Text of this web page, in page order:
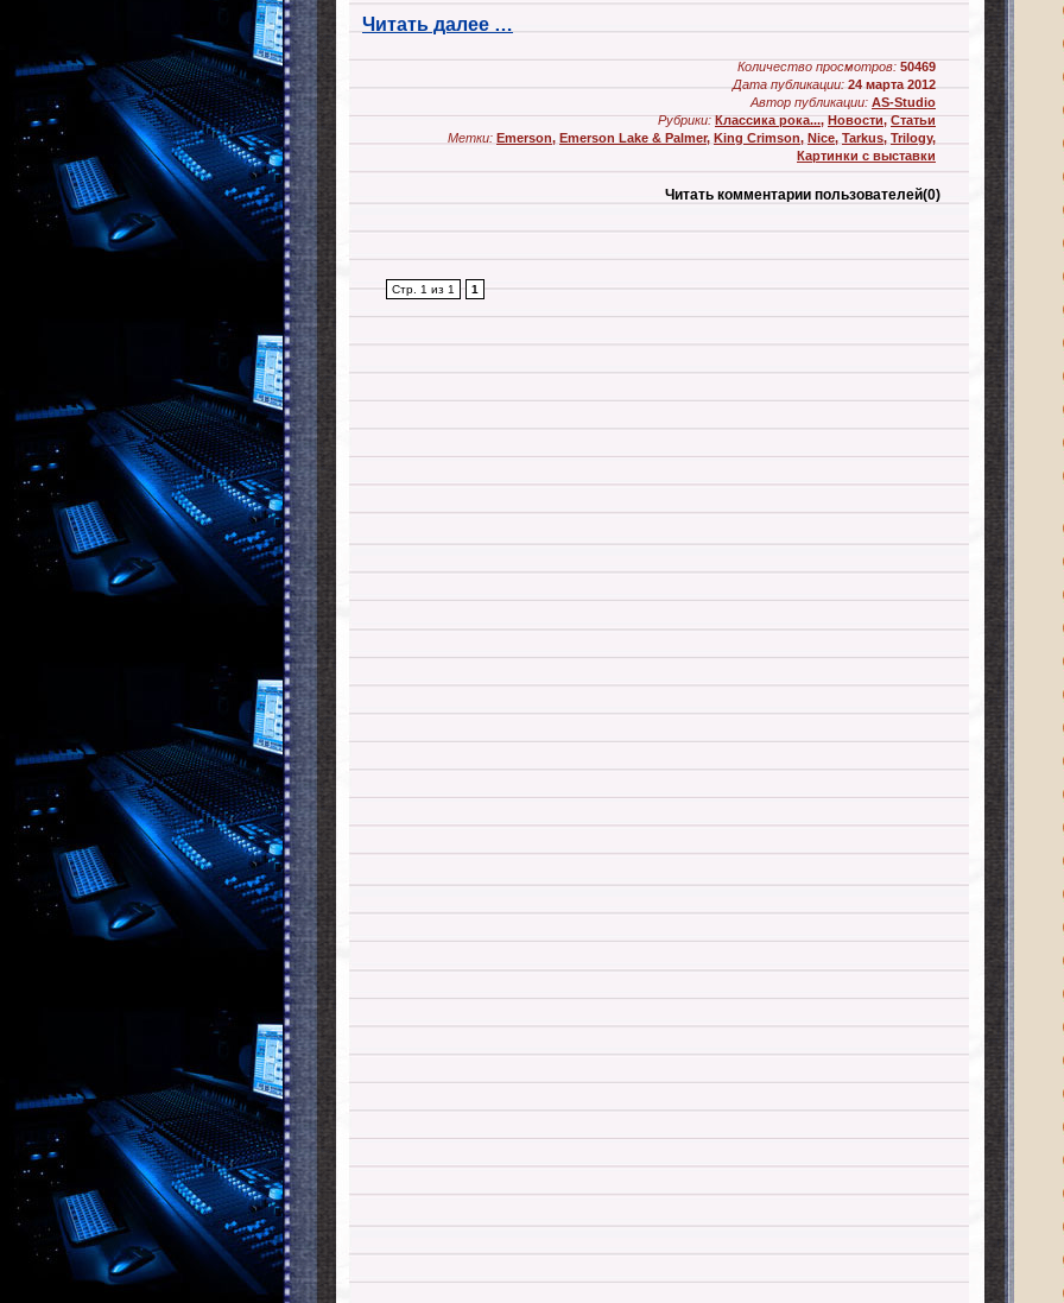
Читать далее …
Количество просмотров: 50469
Дата публикации: 24 марта 2012
Автор публикации: AS-Studio
Рубрики: Классика рока...,Новости,Статьи
Метки: Emerson, Emerson Lake & Palmer, King Crimson, Nice, Tarkus, Trilogy,
Картинки с выставки
Читать комментарии пользователей(0)
Стр. 1 из 1 1